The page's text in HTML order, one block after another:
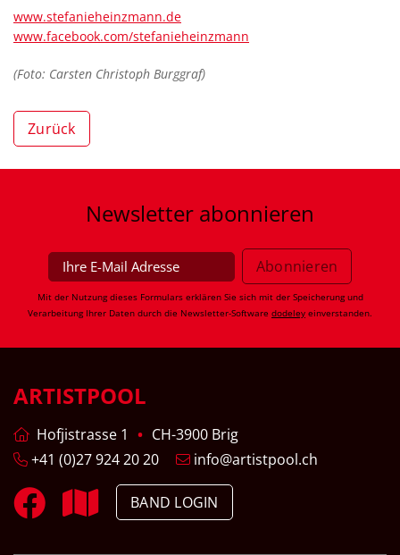
www.stefanieheinzmann.de
www.facebook.com/stefanieheinzmann
(Foto: Carsten Christoph Burggraf)
Zurück
Newsletter abonnieren
Mit der Nutzung dieses Formulars erklären Sie sich mit der Speicherung und
Verarbeitung Ihrer Daten durch die Newsletter-Software dodeley einverstanden.
ARTISTPOOL
Hofjistrasse 1
CH-3900 Brig
+41 (0)27 924 20 20
info@artistpool.ch
BAND LOGIN